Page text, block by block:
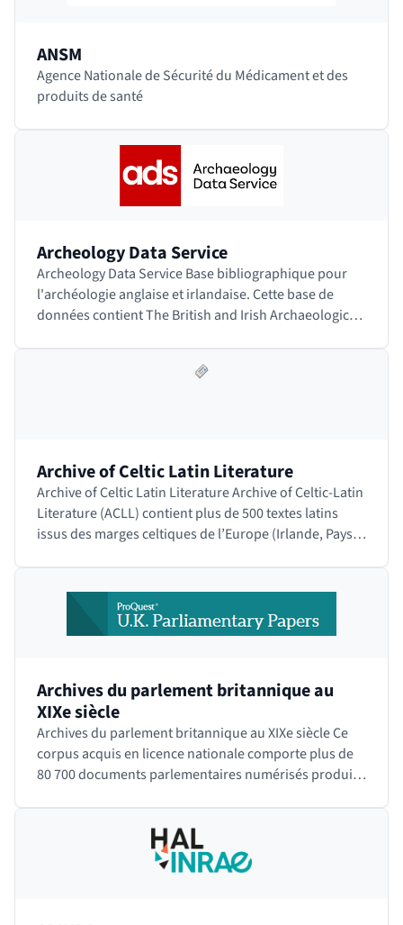
ANSM
Agence Nationale de Sécurité du Médicament et des
produits de santé
Archeology Data Service
Archeology Data Service Base bibliographique pour
l'archéologie anglaise et irlandaise. Cette base de
données contient The British and Irish Archaeological
Archive of Celtic Latin Literature
Archive of Celtic Latin Literature Archive of Celtic-Latin
Literature (ACLL) contient plus de 500 textes latins
issus des marges celtiques de l’Europe (Irlande, Pays
Archives du parlement britannique au
XIXe siècle
Archives du parlement britannique au XIXe siècle Ce
corpus acquis en licence nationale comporte plus de
80 700 documents parlementaires numérisés produits